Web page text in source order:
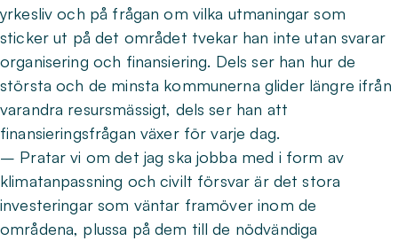
yrkesliv och på frågan om vilka utmaningar som
sticker ut på det området tvekar han inte utan svarar
organisering och finansiering. Dels ser han hur de
största och de minsta kommunerna glider längre ifrån
varandra resursmässigt, dels ser han att
finansieringsfrågan växer för varje dag.
– Pratar vi om det jag ska jobba med i form av
klimatanpassning och civilt försvar är det stora
investeringar som väntar framöver inom de
områdena, plussa på dem till de nödvändiga